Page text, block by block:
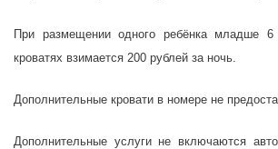
При размещении одного ребёнка младше
кроватях взимается 200 рублей за ночь.
Дополнительные кровати в номере не
Дополнительные услуги не включаются